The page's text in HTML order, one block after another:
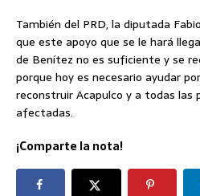
También del PRD, la diputada
que este apoyo que se le hará
de Benítez no es suficiente y se
porque hoy es necesario ayudar
reconstruir Acapulco y a todas las
afectadas.
¡Comparte la nota!